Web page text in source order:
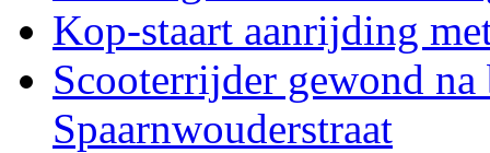
Kop-staart aanrijding
Scooterrijder gewond
Spaarnwouderstraat